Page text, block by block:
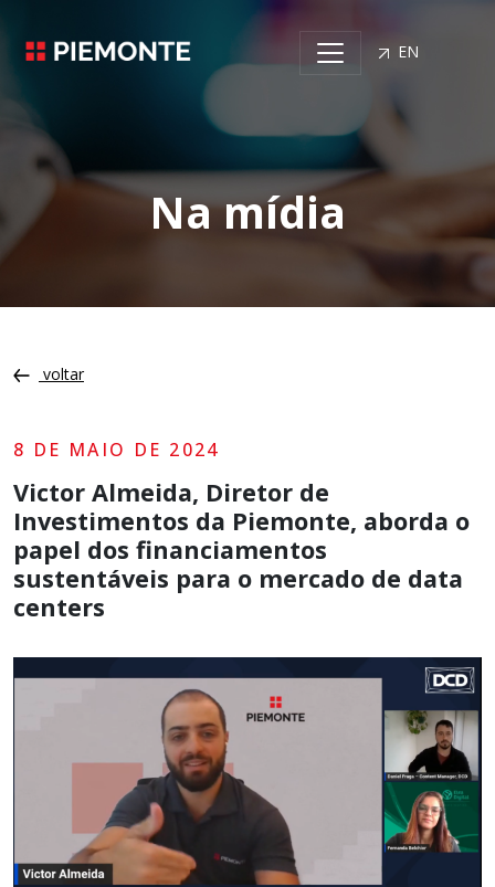
EN
Na mídia
voltar
8 DE MAIO DE 2024
Victor Almeida, Diretor de
Investimentos da Piemonte, aborda o
papel dos financiamentos
sustentáveis para o mercado de data
centers